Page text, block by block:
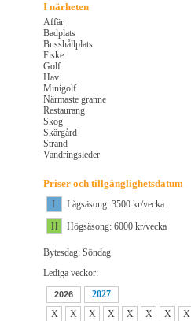
I närheten
Affär
Badplats
Busshållplats
Fiske
Golf
Hav
Minigolf
Närmaste granne
Restaurang
Skog
Skärgård
Strand
Vandringsleder
Priser och tillgänglighetsdatum
L
Lågsäsong: 3500 kr/vecka
H
Högsäsong: 6000 kr/vecka
Bytesdag: Söndag
Lediga veckor:
2026
2027
X
X X X X X X X